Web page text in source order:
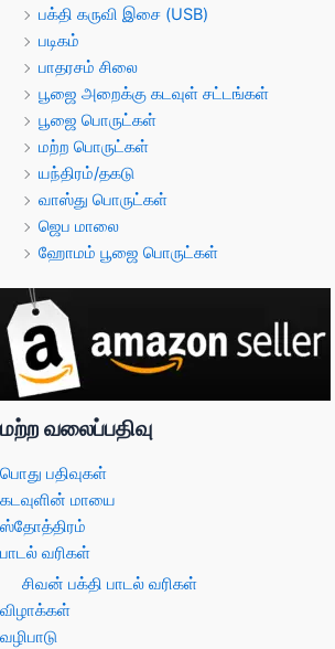
பக்தி கருவி இசை (USB)
படிகம்
பாதரசம் சிலை
பூஜை அறைக்கு கடவுள் சட்டங்கள்
பூஜை பொருட்கள்
மற்ற பொருட்கள்
யந்திரம்/தகடு
வாஸ்து பொருட்கள்
ஜெப மாலை
ஹோமம் பூஜை பொருட்கள்
மற்ற வலைப்பதிவு
பொது பதிவுகள்
கடவுளின் மாயை
ஸ்தோத்திரம்
பாடல் வரிகள்
சிவன் பக்தி பாடல் வரிகள்
விழாக்கள்
வழிபாடு